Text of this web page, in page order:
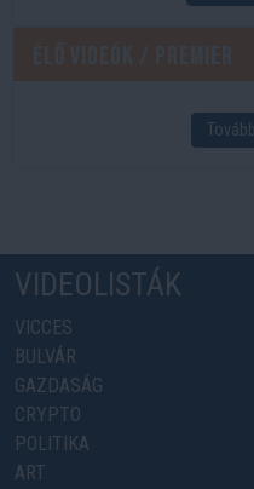
VIDEOLISTÁK
VICCES
BULVÁR
GAZDASÁG
CRYPTO
POLITIKA
ART